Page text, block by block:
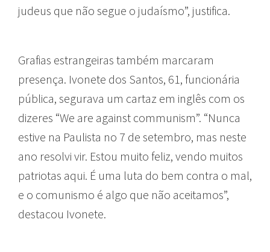
judeus que não segue o judaísmo”, justifica.
Grafias estrangeiras também marcaram
presença. Ivonete dos Santos, 61, funcionária
pública, segurava um cartaz em inglês com os
dizeres “We are against communism”. “Nunca
estive na Paulista no 7 de setembro, mas neste
ano resolvi vir. Estou muito feliz, vendo muitos
patriotas aqui. É uma luta do bem contra o mal,
e o comunismo é algo que não aceitamos”,
destacou Ivonete.